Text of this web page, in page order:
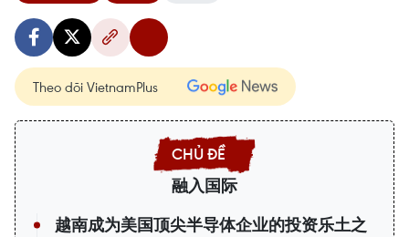
Theo dõi VietnamPlus
融入国际
越南成为美国顶尖半导体企业的投资乐土之